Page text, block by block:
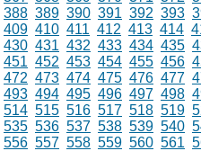
388 389 390 391 392 393
409 410 411 412 413 414
430 431 432 433 434 435
451 452 453 454 455 456
472 473 474 475 476 477
493 494 495 496 497 498
514 515 516 517 518 519
535 536 537 538 539 540
556 557 558 559 560 561